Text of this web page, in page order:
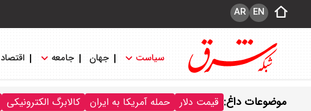
EN
AR
سیاست جهان جامعه اقتصاد
موضوعات داغ: قیمت دلار حمله آمریکا به ایران کالابرگ الکترونیکی